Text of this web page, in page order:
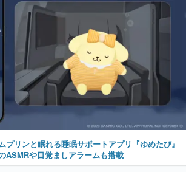
プリンと眠れる睡眠サポートアプリ『ゆめたび』
ASMRや目覚ましアラームも搭載